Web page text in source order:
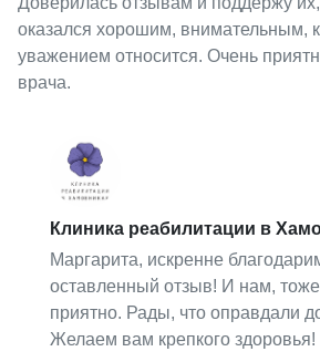
оказался хорошим, внимательным,
уважением относится. Очень
врача.
Клиника реабилитации в
Маргарита, искренне
оставленный отзыв! И нам,
приятно. Рады, что оправдали
Желаем вам крепкого здоровья!